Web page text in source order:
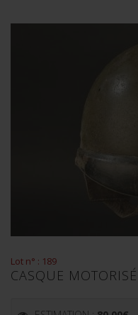
Lot n° : 189
CASQUE